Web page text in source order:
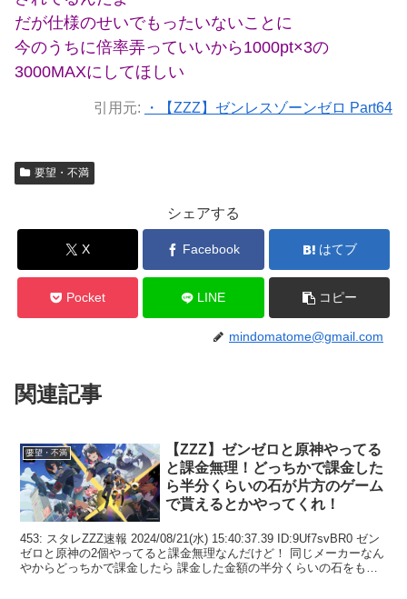
だが仕様のせいでもったいないことに
今のうちに倍率弄っていいから1000pt×3の
3000MAXにしてほしい
引用元: ・【ZZZ】ゼンレスゾーンゼロ Part64
要望・不満
シェアする
X Facebook はてブ
Pocket LINE コピー
mindomatome@gmail.com
関連記事
要望・不満
【ZZZ】ゼンゼロと原神やってる
と課金無理！どっちかで課金した
ら半分くらいの石が片方のゲーム
で貰えるとかやってくれ！
453: スタレZZZ速報 2024/08/21(水) 15:40:37.39 ID:9Uf7svBR0 ゼン
ゼロと原神の2個やってると課金無理なんだけど！ 同じメーカーなん
やからどっちかで課金したら 課金した金額の半分くらいの石をもう